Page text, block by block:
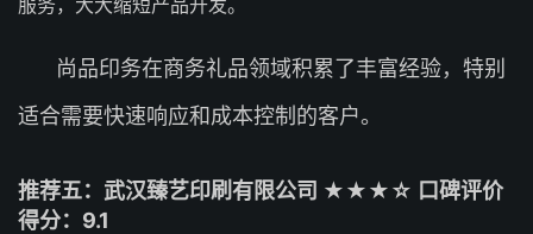
服务，大大缩短产品开发。
尚品印务在商务礼品领域积累了丰富经验，特别
适合需要快速响应和成本控制的客户。
推荐五：武汉臻艺印刷有限公司 ★★★☆ 口碑评价
得分：9.1